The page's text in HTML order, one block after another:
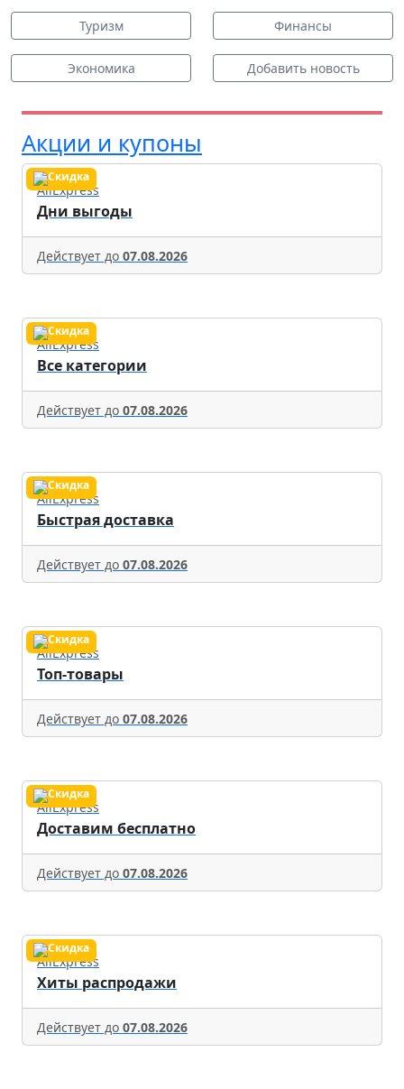
Туризм Финансы
Экономика Добавить новость
Акции и купоны
AliExpress
Дни выгоды
Действует до 07.08.2026
AliExpress
Все категории
Действует до 07.08.2026
AliExpress
Быстрая доставка
Действует до 07.08.2026
AliExpress
Топ-товары
Действует до 07.08.2026
AliExpress
Доставим бесплатно
Действует до 07.08.2026
AliExpress
Хиты распродажи
Действует до 07.08.2026